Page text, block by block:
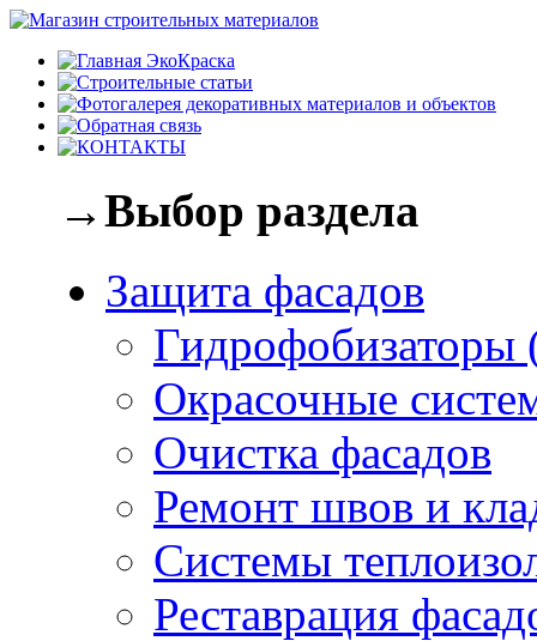
→Выбор раздела
Защита фасадов
Гидрофобизаторы
Окрасочные
Очистка фасадов
Ремонт швов и
Системы
Реставрация